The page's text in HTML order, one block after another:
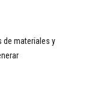
materiales y